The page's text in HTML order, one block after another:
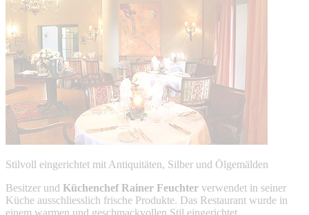
Stilvoll eingerichtet mit Antiquitäten, Silber und Ölgemälden
Besitzer und Küchenchef Rainer Feuchter verwendet in seiner
Küche ausschliesslich frische Produkte. Das Restaurant wurde in
einem warmen und geschmackvollen Stil eingerichtet.